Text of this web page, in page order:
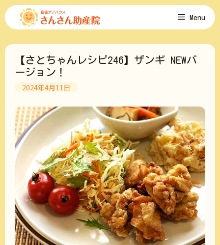
コ
ン
ツ
Menu
【さとちゃんレシピ246】ザンギ NEWバ
ージョン！
2024年4月11日